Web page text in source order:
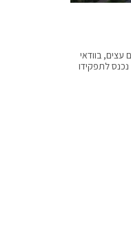
בוודאי
לתפקידו